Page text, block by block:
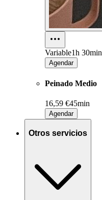
Variable1h 30min
Agendar
Peinado Medio
16,59 €45min
Agendar
Otros servicios